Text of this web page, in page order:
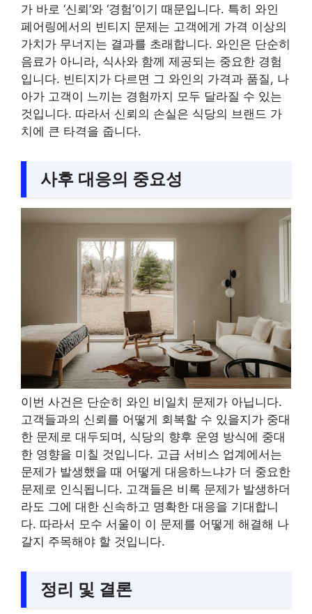
가 바로 ‘신뢰’와 ‘경험’이기 때문입니다. 특히 와인
페어링에서의 빈티지 문제는 고객에게 가격 이상의
가치가 무너지는 결과를 초래합니다. 와인은 단순히
음료가 아니라, 식사와 함께 제공되는 중요한 경험
입니다. 빈티지가 다르면 그 와인의 가격과 품질, 나
아가 고객이 느끼는 경험까지 모두 달라질 수 있는
것입니다. 따라서 신뢰의 손실은 식당의 브랜드 가
치에 큰 타격을 줍니다.
사후 대응의 중요성
이번 사건은 단순히 와인 비일치 문제가 아닙니다.
고객들과의 신뢰를 어떻게 회복할 수 있을지가 중대
한 문제로 대두되며, 식당의 향후 운영 방식에 중대
한 영향을 미칠 것입니다. 고급 서비스 업계에서는
문제가 발생했을 때 어떻게 대응하느냐가 더 중요한
문제로 인식됩니다. 고객들은 비록 문제가 발생하더
라도 그에 대한 신속하고 명확한 대응을 기대합니
다. 따라서 모수 서울이 이 문제를 어떻게 해결해 나
갈지 주목해야 할 것입니다.
정리 및 결론